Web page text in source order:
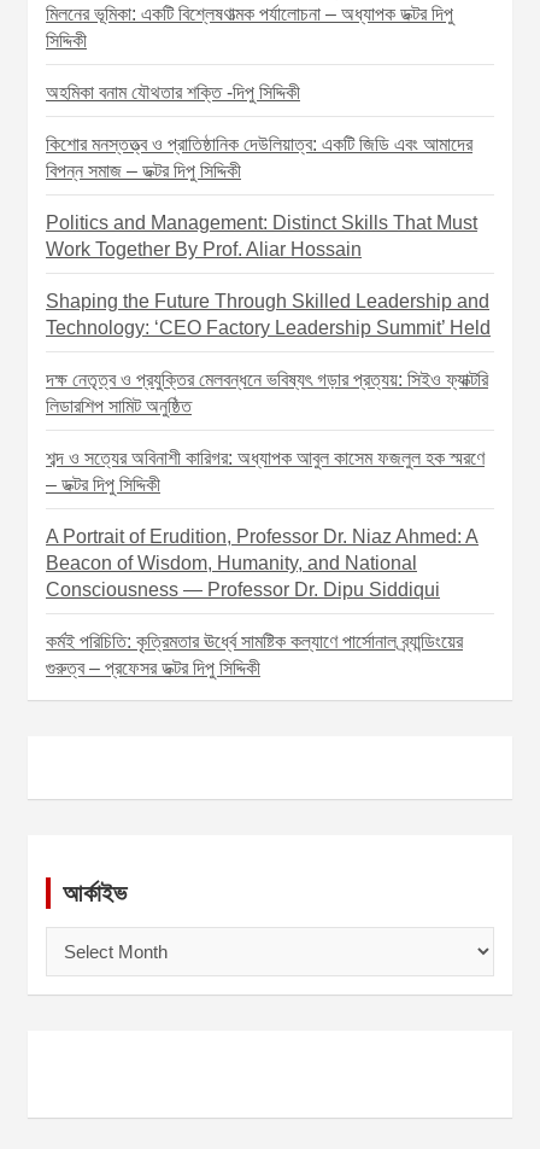
মিলনের ভূমিকা: একটি বিশ্লেষণাত্মক পর্যালোচনা – অধ্যাপক ডক্টর দিপু
সিদ্দিকী
অহমিকা বনাম যৌথতার শক্তি -দিপু সিদ্দিকী
কিশোর মনস্তত্ত্ব ও প্রাতিষ্ঠানিক দেউলিয়াত্ব: একটি জিডি এবং আমাদের
বিপন্ন সমাজ – ডক্টর দিপু সিদ্দিকী
Politics and Management: Distinct Skills That Must
Work Together By Prof. Aliar Hossain
Shaping the Future Through Skilled Leadership and
Technology: ‘CEO Factory Leadership Summit’ Held
দক্ষ নেতৃত্ব ও প্রযুক্তির মেলবন্ধনে ভবিষ্যৎ গড়ার প্রত্যয়: সিইও ফ্যাক্টরি
লিডারশিপ সামিট অনুষ্ঠিত
শব্দ ও সত্যের অবিনাশী কারিগর: অধ্যাপক আবুল কাসেম ফজলুল হক স্মরণে
– ডক্টর দিপু সিদ্দিকী
A Portrait of Erudition, Professor Dr. Niaz Ahmed: A
Beacon of Wisdom, Humanity, and National
Consciousness — Professor Dr. Dipu Siddiqui
কর্মই পরিচিতি: কৃত্রিমতার ঊর্ধ্বে সামষ্টিক কল্যাণে পার্সোনাল ব্র্যান্ডিংয়ের
গুরুত্ব – প্রফেসর ডক্টর দিপু সিদ্দিকী
আর্কাইভ
ই